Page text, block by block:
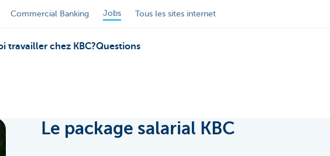
Commercial Banking Jobs Tous les sites internet
travailler chez KBC?Questions
Le package salarial KBC